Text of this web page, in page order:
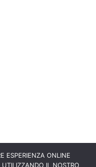
ESPERIENZA ONLINE
IL NOSTRO